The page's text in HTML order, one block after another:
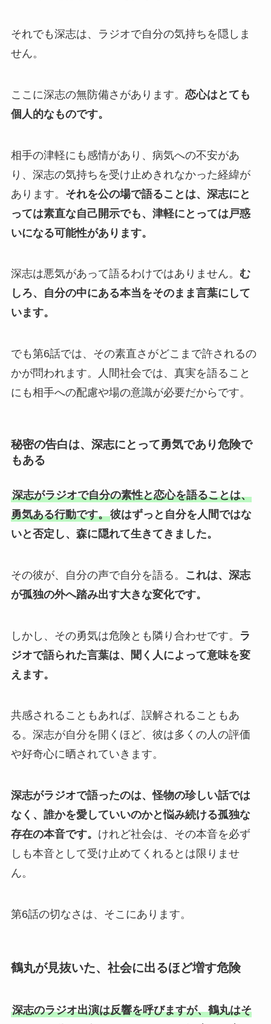
それでも深志は、ラジオで自分の気持ちを隠しま
せん。
ここに深志の無防備さがあります。 恋心はとても
個人的なものです。
相手の津軽にも感情があり、病気への不安があ
り、深志の気持ちを受け止めきれなかった経緯が
あります。 それを公の場で語ることは、深志にと
っては素直な自己開示でも、津軽にとっては戸惑
いになる可能性があります。
深志は悪気があって語るわけではありません。 む
しろ、自分の中にある本当をそのまま言葉にして
います。
でも第6話では、その素直さがどこまで許されるの
かが問われます。人間社会では、真実を語ること
にも相手への配慮や場の意識が必要だからです。
秘密の告白は、深志にとって勇気であり危険で
もある
深志がラジオで自分の素性と恋心を語ることは、
勇気ある行動です。彼はずっと自分を人間ではな
いと否定し、森に隠れて生きてきました。
その彼が、自分の声で自分を語る。
これは、深志
が孤独の外へ踏み出す大きな変化です。
しかし、その勇気は危険とも隣り合わせです。
ラ
ジオで語られた言葉は、聞く人によって意味を変
えます。
共感されることもあれば、誤解されることもあ
る。深志が自分を開くほど、彼は多くの人の評価
や好奇心に晒されていきます。
深志がラジオで語ったのは、怪物の珍しい話では
なく、誰かを愛していいのかと悩み続ける孤独な
存在の本音です。 けれど社会は、その本音を必ず
しも本音として受け止めてくれるとは限りませ
ん。
第6話の切なさは、そこにあります。
鶴丸が見抜いた、社会に出るほど増す危険
深志のラジオ出演は反響を呼びますが、鶴丸はそ